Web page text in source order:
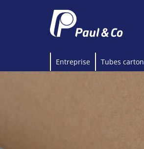
Entreprise Tubes carton